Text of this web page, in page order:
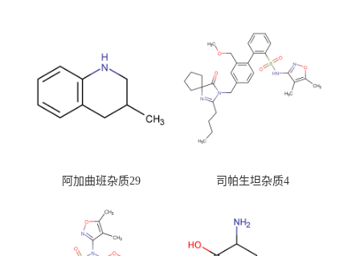
阿加曲班杂质29 司帕生坦杂质4